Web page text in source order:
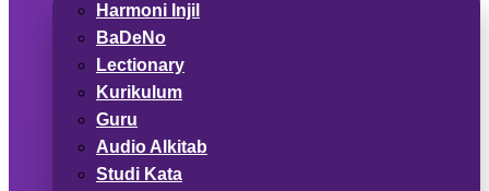
Harmoni Injil
BaDeNo
Lectionary
Kurikulum
Guru
Audio Alkitab
Studi Kata